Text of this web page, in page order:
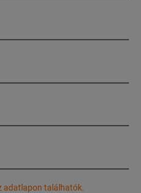
adatlapon találhatók.